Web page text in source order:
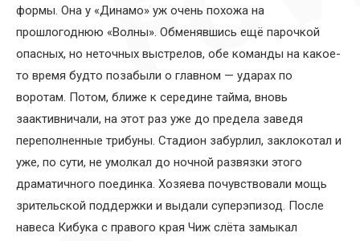
формы. Она у «Динамо» уж очень похожа на
прошлогоднюю «Волны». Обменявшись ещё парочкой
опасных, но неточных выстрелов, обе команды на какое-
то время будто позабыли о главном — ударах по
воротам. Потом, ближе к середине тайма, вновь
заактивничали, на этот раз уже до предела заведя
переполненные трибуны. Стадион забурлил, заклокотал и
уже, по сути, не умолкал до ночной развязки этого
драматичного поединка. Хозяева почувствовали мощь
зрительской поддержки и выдали суперэпизод. После
навеса Кибука с правого края Чиж слёта замыкал